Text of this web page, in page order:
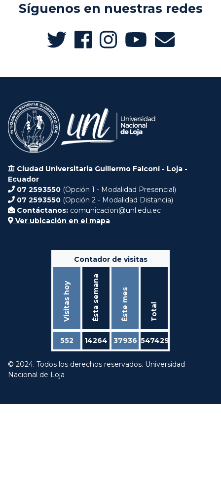
Síguenos en nuestras redes
Ciudad Universitaria Guillermo Falconí - Loja -
Ecuador
07 2593550 (Opción 1 - Modalidad Presencial)
07 2593550 (Opción 2 - Modalidad Distancia)
Contáctanos: comunicacion@unl.edu.ec
Ver ubicación en el mapa
Contador de visitas
Visitas hoy Ésta semana Éste mes Total
552 14264 37936 547429
© 2024. Todos los derechos reservados. Universidad
Nacional de Loja